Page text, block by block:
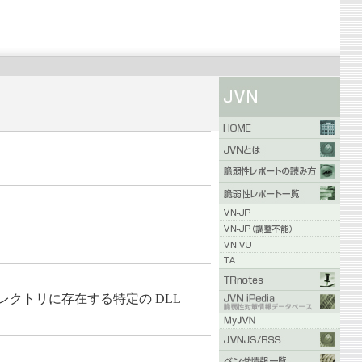
クトリに存在する特定の DLL